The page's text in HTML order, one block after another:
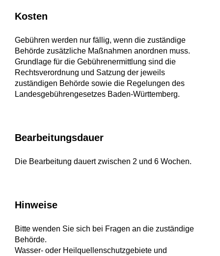
Kosten
Gebühren werden nur fällig, wenn die zuständige
Behörde zusätzliche Maßnahmen anordnen muss.
Grundlage für die Gebührenermittlung sind die
Rechtsverordnung und Satzung der jeweils
zuständigen Behörde sowie die Regelungen des
Landesgebührengesetzes Baden-Württemberg.
Bearbeitungsdauer
Die Bearbeitung dauert zwischen 2 und 6 Wochen.
Hinweise
Bitte wenden Sie sich bei Fragen an die zuständige
Behörde.
Wasser- oder Heilquellenschutzgebiete und